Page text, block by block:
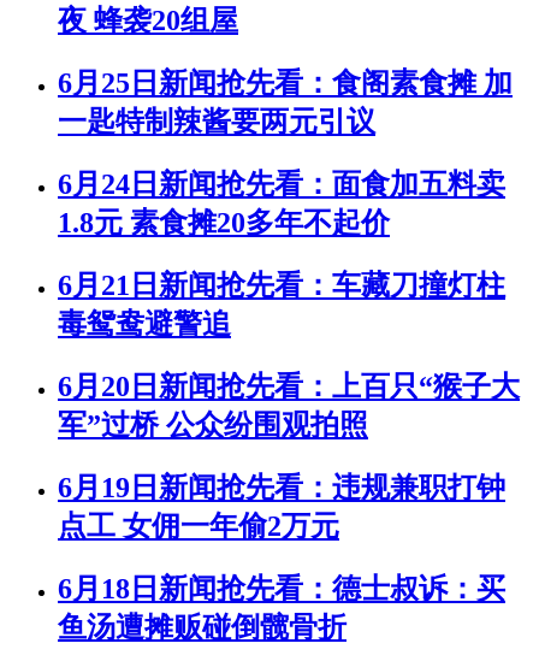
夜 蜂袭20组屋
6月25日新闻抢先看：食阁素食摊 加
一匙特制辣酱要两元引议
6月24日新闻抢先看：面食加五料卖
1.8元 素食摊20多年不起价
6月21日新闻抢先看：车藏刀撞灯柱
毒鸳鸯避警追
6月20日新闻抢先看：上百只“猴子大
军”过桥 公众纷围观拍照
6月19日新闻抢先看：违规兼职打钟
点工 女佣一年偷2万元
6月18日新闻抢先看：德士叔诉：买
鱼汤遭摊贩碰倒髋骨折